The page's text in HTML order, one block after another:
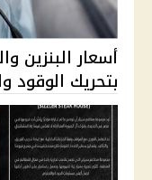
أسعار البنزين
بتحريك الوقود